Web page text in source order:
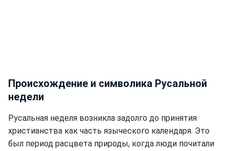
Происхождение и символика Русальной
недели
Русальная неделя возникла задолго до принятия
христианства как часть языческого календаря. Это
был период расцвета природы, когда люди почитали